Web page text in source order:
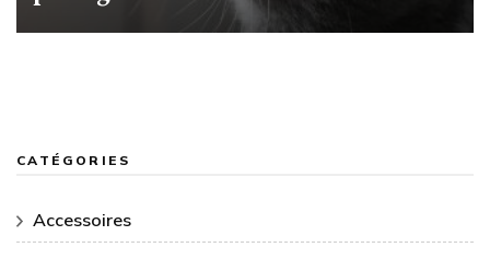
CATÉGORIES
Accessoires